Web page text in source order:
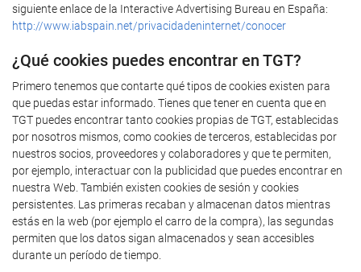
siguiente enlace de la Interactive Advertising Bureau en España:
http://www.iabspain.net/privacidadeninternet/conocer
¿Qué cookies puedes encontrar en TGT?
Primero tenemos que contarte qué tipos de cookies existen para
que puedas estar informado. Tienes que tener en cuenta que en
TGT puedes encontrar tanto cookies propias de TGT, establecidas
por nosotros mismos, como cookies de terceros, establecidas por
nuestros socios, proveedores y colaboradores y que te permiten,
por ejemplo, interactuar con la publicidad que puedes encontrar en
nuestra Web. También existen cookies de sesión y cookies
persistentes. Las primeras recaban y almacenan datos mientras
estás en la web (por ejemplo el carro de la compra), las segundas
permiten que los datos sigan almacenados y sean accesibles
durante un período de tiempo.